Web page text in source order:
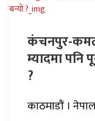
कंचनपुर-
म्यादमा पनि
?
काठमाडौं ।